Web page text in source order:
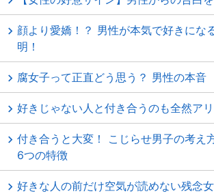
顔より愛嬌！？ 男性が本気で好きにな
明！
腐女子って正直どう思う？ 男性の本音
好きじゃない人と付き合うのも全然ア
付き合うと大変！ こじらせ男子の考え
6つの特徴
好きな人の前だけ空気が読めない残念